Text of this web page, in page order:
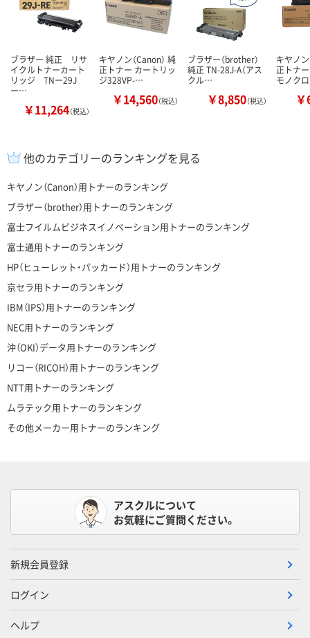
ブラザー 純正 リサ
イクルトナーカート
リッジ TNー29J
ー…
￥11,264（税込）
キヤノン（Canon） 純
正トナー カートリッ
ジ328VP-…
￥14,560（税込）
ブラザー（brother）
純正 TN-28J-A（アス
クル…
￥8,850（税込）
キヤノン
正トナ
モノク
他のカテゴリーのランキングを見る
キヤノン（Canon）用トナーのランキング
ブラザー（brother）用トナーのランキング
富士フイルムビジネスイノベーション用トナーのランキング
富士通用トナーのランキング
HP（ヒューレット・パッカード）用トナーのランキング
京セラ用トナーのランキング
IBM（IPS）用トナーのランキング
NEC用トナーのランキング
沖（OKI）データ用トナーのランキング
リコー（RICOH）用トナーのランキング
NTT用トナーのランキング
ムラテック用トナーのランキング
その他メーカー用トナーのランキング
アスクルについて
お気軽にご質問ください。
新規会員登録
ログイン
ヘルプ